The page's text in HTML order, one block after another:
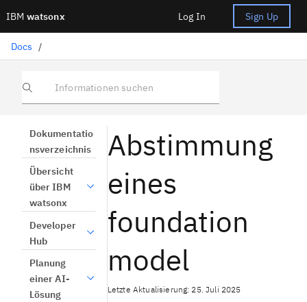
IBM watsonx Log In Sign Up
Docs /
Informationen suchen
Dokumentatio
nsverzeichnis
Übersicht
über IBM
watsonx
Developer
Hub
Planung
einer AI-
Lösung
Abstimmung
eines
foundation
model
Letzte Aktualisierung: 25. Juli 2025